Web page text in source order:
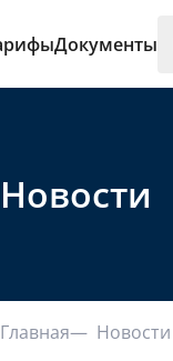
Документы
Новости
Главная
Новости